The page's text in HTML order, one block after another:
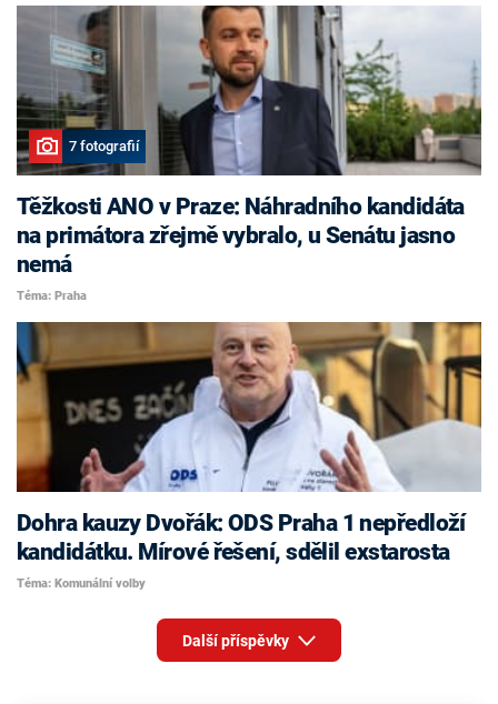
7 fotografií
Těžkosti ANO v Praze: Náhradního kandidáta
na primátora zřejmě vybralo, u Senátu jasno
nemá
Téma: Praha
Dohra kauzy Dvořák: ODS Praha 1 nepředloží
kandidátku. Mírové řešení, sdělil exstarosta
Téma: Komunální volby
Další příspěvky